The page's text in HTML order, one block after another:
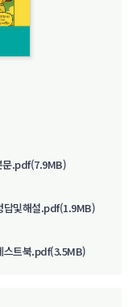
문.pdf(7.9MB)
답및해설.pdf(1.9MB)
스트북.pdf(3.5MB)